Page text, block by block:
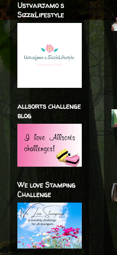
Ustvarjamo s
SizzixLifestyle
allsorts challenge
blog
We love Stamping
Challenge